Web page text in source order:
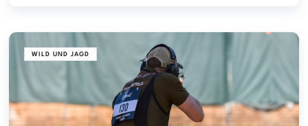
WILD UND JAGD